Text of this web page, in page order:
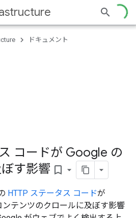
ドキュメント
コードが Google の
す影響 bookmark_border
HTTP ステータス コードが
テンツのクロールに及ぼす影響